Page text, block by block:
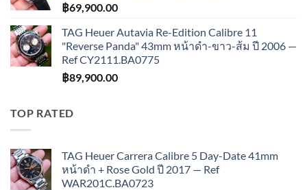
฿69,900.00
TAG Heuer Autavia Re-Edition Calibre 11
"Reverse Panda" 43mm หน้าดำ-ขาว-ส้ม ปี 2006 —
Ref CY2111.BA0775
฿89,900.00
TOP RATED
TAG Heuer Carrera Calibre 5 Day-Date 41mm
หน้าดำ + Rose Gold ปี 2017 — Ref
WAR201C.BA0723